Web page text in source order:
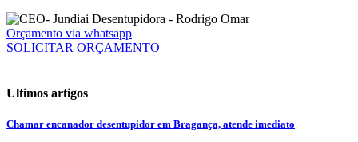
Orçamento via whatsapp
SOLICITAR ORÇAMENTO
Ultimos artigos
Chamar encanador desentupidor em Bragança, atende imediato